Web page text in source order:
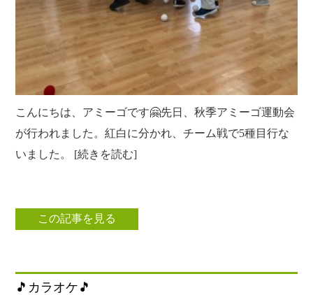
こんにちは、アミーゴです🤗先日、秋季アミーゴ運動会
が行われました。紅白に分かれ、チーム戦で5種目行な
いました。 [続きを読む]
この記事を見る
🎵カラオケ🎵